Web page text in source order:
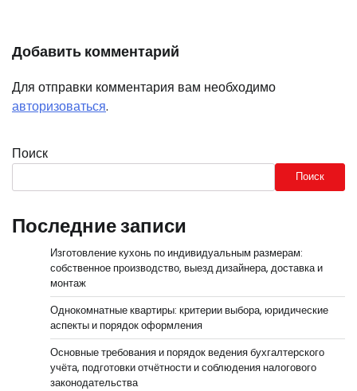
Добавить комментарий
Для отправки комментария вам необходимо
авторизоваться.
Поиск
Поиск
Последние записи
Изготовление кухонь по индивидуальным размерам:
собственное производство, выезд дизайнера, доставка и
монтаж
Однокомнатные квартиры: критерии выбора, юридические
аспекты и порядок оформления
Основные требования и порядок ведения бухгалтерского
учёта, подготовки отчётности и соблюдения налогового
законодательства